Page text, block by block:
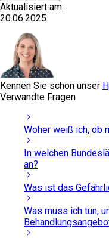
Aktualisiert am:
20.06.2025
Kennen Sie schon unser
Verwandte Fragen
Woher weiß ich, ob
In welchen
an?
Was ist das
Was muss ich tun,